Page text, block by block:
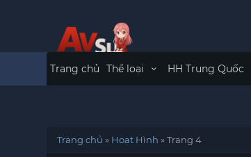
Trang chủ Thể loại HH Trung Quốc
Trang chủ » Hoạt Hình »Trang 4